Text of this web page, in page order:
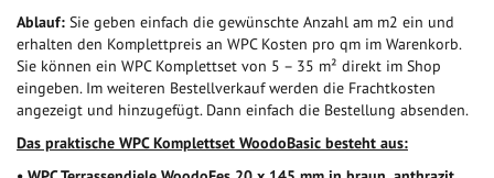
Ablauf: Sie geben einfach die gewünschte Anzahl am m2 ein und
erhalten den Komplettpreis an WPC Kosten pro qm im Warenkorb.
Sie können ein WPC Komplettset von 5 – 35 m² direkt im Shop
eingeben. Im weiteren Bestellverkauf werden die Frachtkosten
angezeigt und hinzugefügt. Dann einfach die Bestellung absenden.
Das praktische WPC Komplettset WoodoBasic besteht aus: